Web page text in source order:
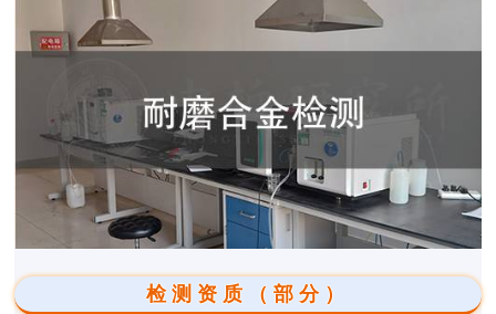
检测资质（部分）